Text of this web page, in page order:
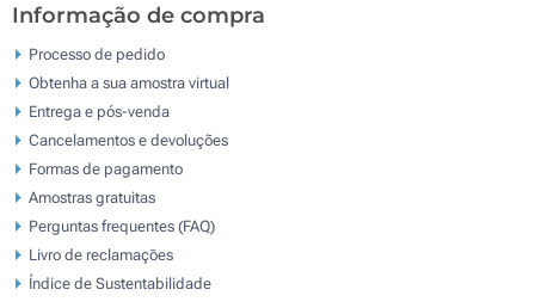
Informação de compra
Processo de pedido
Obtenha a sua amostra virtual
Entrega e pós-venda
Cancelamentos e devoluções
Formas de pagamento
Amostras gratuitas
Perguntas frequentes (FAQ)
Livro de reclamaçōes
Índice de Sustentabilidade